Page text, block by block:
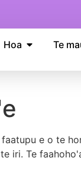
Hoa Te
e o te
iri. Te